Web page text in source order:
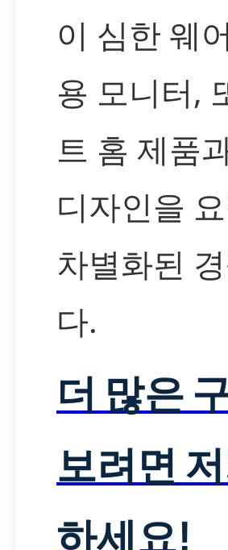
이 심한 웨
용 모니터,
트 홈 제품
디자인을
차별화된
다.
더 많은
보려면
하세요!